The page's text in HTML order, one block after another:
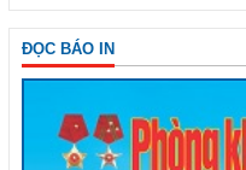
ĐỌC BÁO IN